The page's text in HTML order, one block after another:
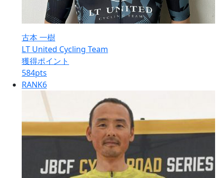
古本 一樹
LT United Cycling Team
獲得ポイント
584pts
RANK6